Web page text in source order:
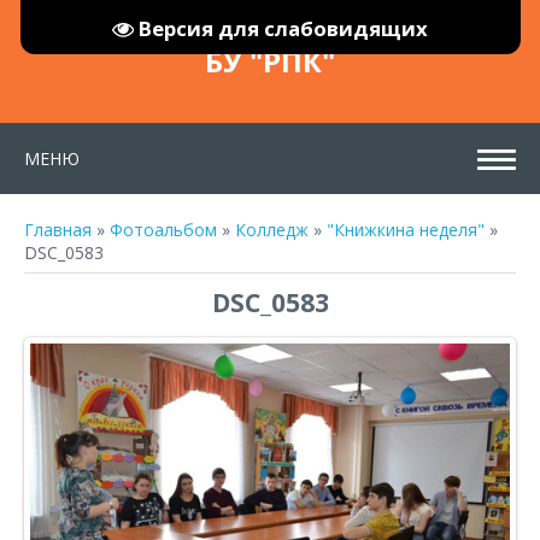
Версия для слабовидящих
БУ "РПК"
МЕНЮ
Главная » Фотоальбом » Колледж » "Книжкина неделя" »
DSC_0583
DSC_0583